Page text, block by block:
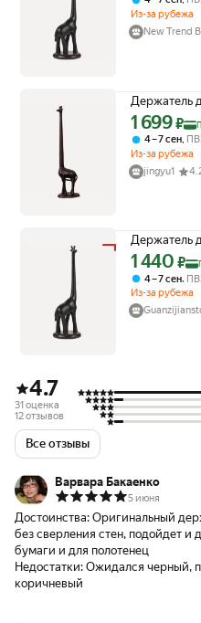
Из-за рубежа
New Trend
Держатель
Цена с
1 699₽
4 – 7 сен
Из-за рубежа
jingyu1
Держатель
Цена с
1 440 ₽
4 – 7 сен,
Из-за рубежа
4.7
31 оценка
12 отзывов
Все отзывы
Варвара Бакаенко
5 июня
Достоинства: Оригинальный
без сверления стен, подойдет и
бумаги и для полотенец
Недостатки: Ожидался черный,
коричневый